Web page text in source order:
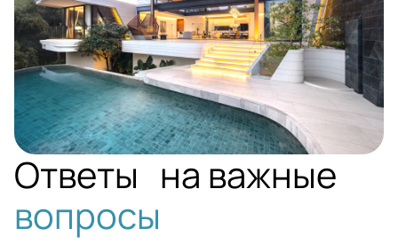
PHUKET
Ответы на важные
вопросы